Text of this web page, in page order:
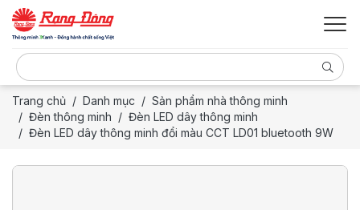
Trang chủ Danh mục
Sản phẩm nhà thông minh
Đèn thông minh
Đèn LED dây thông minh
Đèn LED dây thông minh đổi màu CCT LD01 bluetooth 9W